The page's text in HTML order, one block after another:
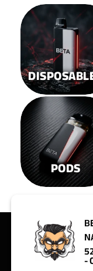
PODS
-